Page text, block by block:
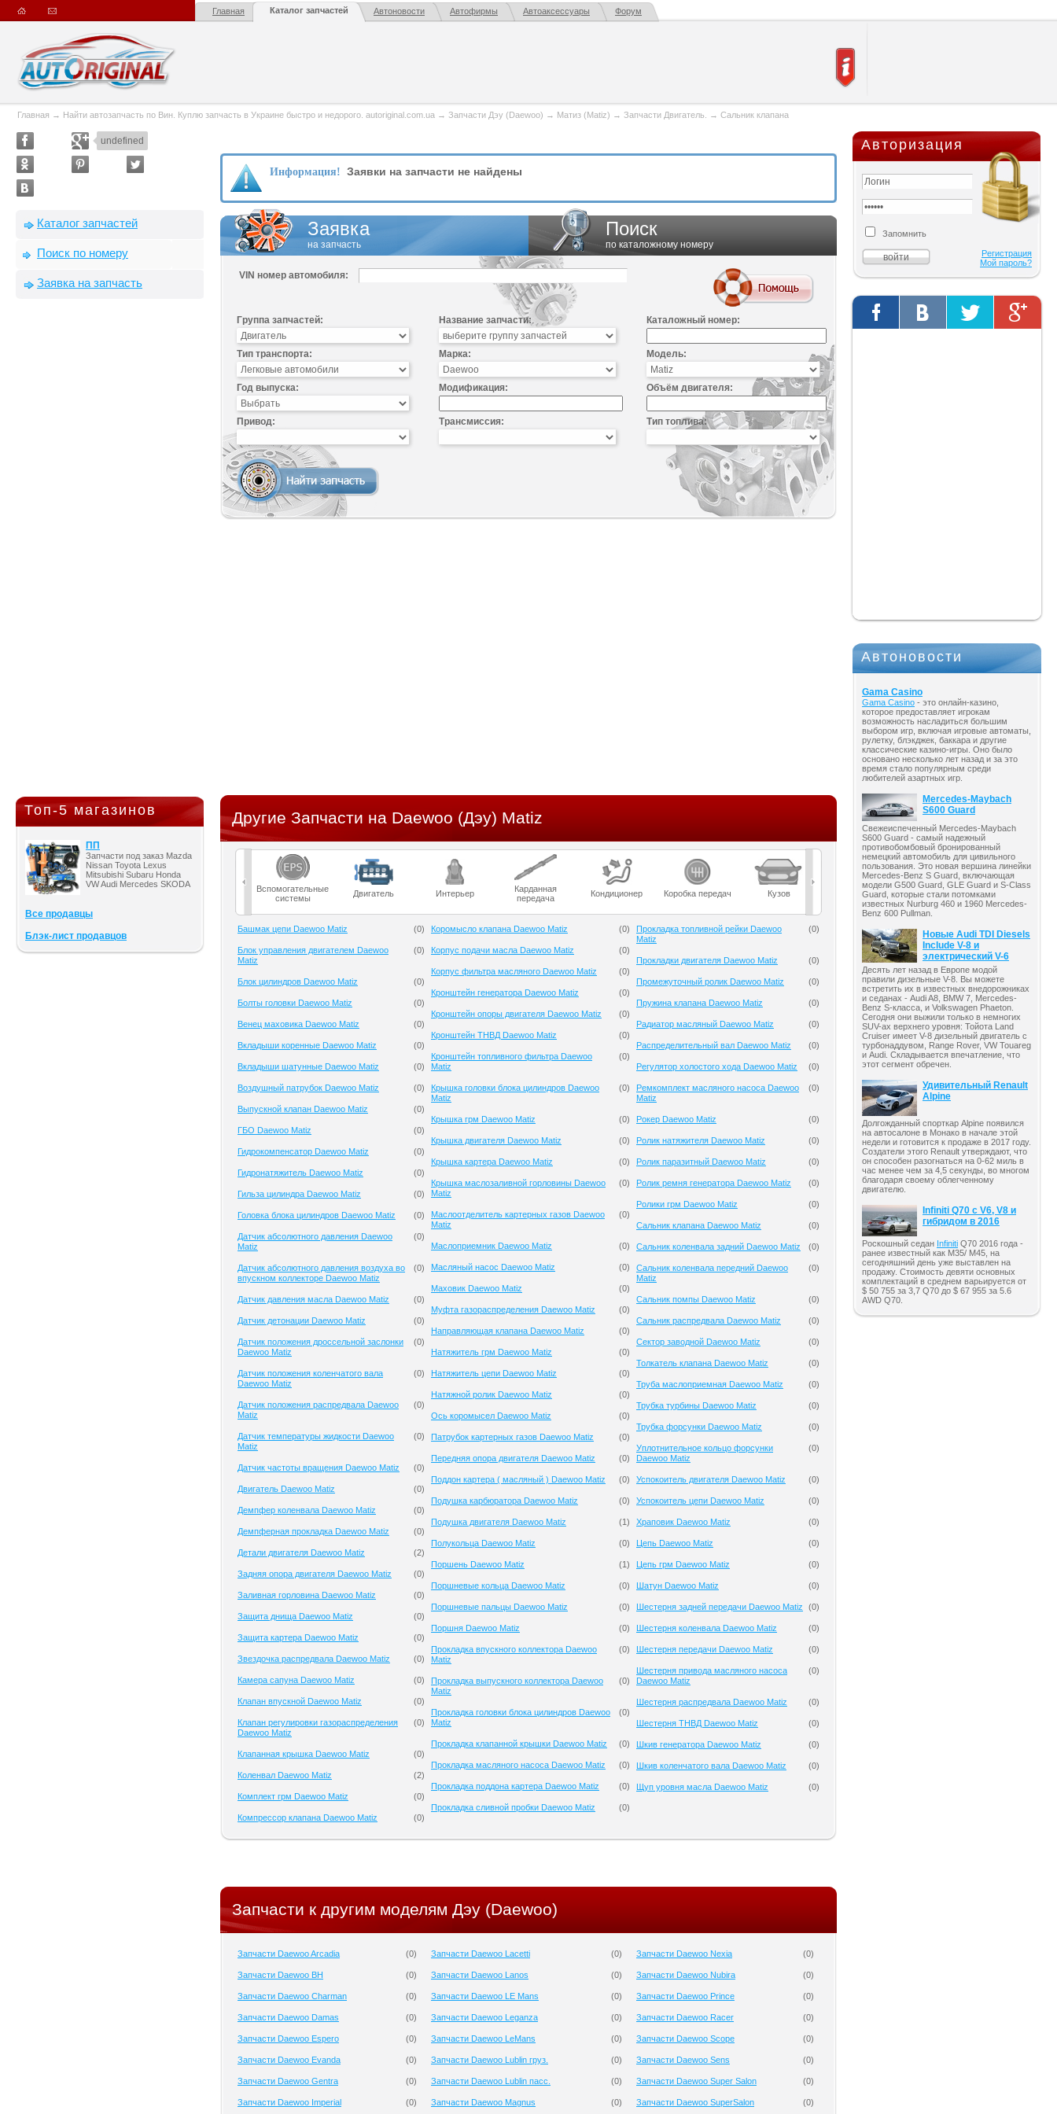
Главная Каталог запчастей Автоновости Автофирмы Автоаксессуары Форум
Главная → Найти автозапчасть по Вин. Куплю запчасть в Украине быстро и недорого. autoriginal.com.ua → Запчасти Дэу (Daewoo) → Матиз (Matiz) → Запчасти Двигатель. → Сальник клапана
undefined
Каталог запчастей
Поиск по номеру
Заявка на запчасть
Топ-5 магазинов
ПП
Запчасти под заказ Mazda
Nissan Toyota Lexus
Mitsubishi Subaru Honda
VW Audi Mercedes SKODA
Все продавцы
Блэк-лист продавцов
Информация! Заявки на запчасти не найдены
Заявка
на запчасть
Поиск
по каталожному номеру
VIN номер автомобиля:
Группа запчастей: Название запчасти: Каталожный номер:
Тип транспорта: Марка: Модель:
Год выпуска: Модификация: Объём двигателя:
Привод: Трансмиссия: Тип топлива:
Другие Запчасти на Daewoo (Дэу) Matiz
Вспомогательные
системы
Двигатель Интерьер
Карданная
передача
Кондиционер Коробка передач Кузов Масла Мост
Башмак цепи Daewoo Matiz (0)
Блок управления двигателем Daewoo
Matiz
(0)
Блок цилиндров Daewoo Matiz (0)
Болты головки Daewoo Matiz (0)
Венец маховика Daewoo Matiz (0)
Вкладыши коренные Daewoo Matiz (0)
Вкладыши шатунные Daewoo Matiz (0)
Воздушный патрубок Daewoo Matiz (0)
Выпускной клапан Daewoo Matiz (0)
ГБО Daewoo Matiz (0)
Гидрокомпенсатор Daewoo Matiz (0)
Гидронатяжитель Daewoo Matiz (0)
Гильза цилиндра Daewoo Matiz (0)
Головка блока цилиндров Daewoo Matiz (0)
Датчик абсолютного давления Daewoo
Matiz
(0)
Датчик абсолютного давления воздуха во
впускном коллекторе Daewoo Matiz
(0)
Датчик давления масла Daewoo Matiz (0)
Датчик детонации Daewoo Matiz (0)
Датчик положения дроссельной заслонки
Daewoo Matiz
(0)
Датчик положения коленчатого вала
Daewoo Matiz
(0)
Датчик положения распредвала Daewoo
Matiz
(0)
Датчик температуры жидкости Daewoo
Matiz
(0)
Датчик частоты вращения Daewoo Matiz (0)
Двигатель Daewoo Matiz (0)
Демпфер коленвала Daewoo Matiz (0)
Демпферная прокладка Daewoo Matiz (0)
Детали двигателя Daewoo Matiz (2)
Задняя опора двигателя Daewoo Matiz (0)
Заливная горловина Daewoo Matiz (0)
Защита днища Daewoo Matiz (0)
Защита картера Daewoo Matiz (0)
Звездочка распредвала Daewoo Matiz (0)
Камера сапуна Daewoo Matiz (0)
Клапан впускной Daewoo Matiz (0)
Клапан регулировки газораспределения
Daewoo Matiz
(0)
Клапанная крышка Daewoo Matiz (0)
Коленвал Daewoo Matiz (2)
Комплект грм Daewoo Matiz (0)
Компрессор клапана Daewoo Matiz (0)
Коромысло клапана Daewoo Matiz (0)
Корпус подачи масла Daewoo Matiz (0)
Корпус фильтра масляного Daewoo Matiz (0)
Кронштейн генератора Daewoo Matiz (0)
Кронштейн опоры двигателя Daewoo Matiz (0)
Кронштейн ТНВД Daewoo Matiz (0)
Кронштейн топливного фильтра Daewoo
Matiz
(0)
Крышка головки блока цилиндров Daewoo
Matiz
(0)
Крышка грм Daewoo Matiz (0)
Крышка двигателя Daewoo Matiz (0)
Крышка картера Daewoo Matiz (0)
Крышка маслозаливной горловины Daewoo
Matiz
(0)
Маслоотделитель картерных газов Daewoo
Matiz
(0)
Маслоприемник Daewoo Matiz (0)
Масляный насос Daewoo Matiz (0)
Маховик Daewoo Matiz (0)
Муфта газораспределения Daewoo Matiz (0)
Направляющая клапана Daewoo Matiz (0)
Натяжитель грм Daewoo Matiz (0)
Натяжитель цепи Daewoo Matiz (0)
Натяжной ролик Daewoo Matiz (0)
Ось коромысел Daewoo Matiz (0)
Патрубок картерных газов Daewoo Matiz (0)
Передняя опора двигателя Daewoo Matiz (0)
Поддон картера ( масляный ) Daewoo Matiz (0)
Подушка карбюратора Daewoo Matiz (0)
Подушка двигателя Daewoo Matiz (1)
Полукольца Daewoo Matiz (0)
Поршень Daewoo Matiz (1)
Поршневые кольца Daewoo Matiz (0)
Поршневые пальцы Daewoo Matiz (0)
Поршня Daewoo Matiz (0)
Прокладка впускного коллектора Daewoo
Matiz
(0)
Прокладка выпускного коллектора Daewoo
Matiz
(0)
Прокладка головки блока цилиндров Daewoo
Matiz
(0)
Прокладка клапанной крышки Daewoo Matiz (0)
Прокладка масляного насоса Daewoo Matiz (0)
Прокладка поддона картера Daewoo Matiz (0)
Прокладка сливной пробки Daewoo Matiz (0)
Прокладка топливной рейки Daewoo
Matiz
(0)
Прокладки двигателя Daewoo Matiz (0)
Промежуточный ролик Daewoo Matiz (0)
Пружина клапана Daewoo Matiz (0)
Радиатор масляный Daewoo Matiz (0)
Распределительный вал Daewoo Matiz (0)
Регулятор холостого хода Daewoo Matiz (0)
Ремкомплект масляного насоса Daewoo
Matiz
(0)
Рокер Daewoo Matiz (0)
Ролик натяжителя Daewoo Matiz (0)
Ролик паразитный Daewoo Matiz (0)
Ролик ремня генератора Daewoo Matiz (0)
Ролики грм Daewoo Matiz (0)
Сальник клапана Daewoo Matiz (0)
Сальник коленвала задний Daewoo Matiz (0)
Сальник коленвала передний Daewoo
Matiz
(0)
Сальник помпы Daewoo Matiz (0)
Сальник распредвала Daewoo Matiz (0)
Сектор заводной Daewoo Matiz (0)
Толкатель клапана Daewoo Matiz (0)
Труба маслоприемная Daewoo Matiz (0)
Трубка турбины Daewoo Matiz (0)
Трубка форсунки Daewoo Matiz (0)
Уплотнительное кольцо форсунки
Daewoo Matiz
(0)
Успокоитель двигателя Daewoo Matiz (0)
Успокоитель цепи Daewoo Matiz (0)
Храповик Daewoo Matiz (0)
Цепь Daewoo Matiz (0)
Цепь грм Daewoo Matiz (0)
Шатун Daewoo Matiz (0)
Шестерня задней передачи Daewoo Matiz (0)
Шестерня коленвала Daewoo Matiz (0)
Шестерня передачи Daewoo Matiz (0)
Шестерня привода масляного насоса
Daewoo Matiz
(0)
Шестерня распредвала Daewoo Matiz (0)
Шестерня ТНВД Daewoo Matiz (0)
Шкив генератора Daewoo Matiz (0)
Шкив коленчатого вала Daewoo Matiz (0)
Щуп уровня масла Daewoo Matiz (0)
Запчасти к другим моделям Дэу (Daewoo)
Запчасти Daewoo Arcadia (0)
Запчасти Daewoo BH (0)
Запчасти Daewoo Charman (0)
Запчасти Daewoo Damas (0)
Запчасти Daewoo Espero (0)
Запчасти Daewoo Evanda (0)
Запчасти Daewoo Gentra (0)
Запчасти Daewoo Imperial (0)
Запчасти Daewoo Lacetti (0)
Запчасти Daewoo Lanos (0)
Запчасти Daewoo LE Mans (0)
Запчасти Daewoo Leganza (0)
Запчасти Daewoo LeMans (0)
Запчасти Daewoo Lublin груз. (0)
Запчасти Daewoo Lublin пасс. (0)
Запчасти Daewoo Magnus (0)
Запчасти Daewoo Nexia (0)
Запчасти Daewoo Nubira (0)
Запчасти Daewoo Prince (0)
Запчасти Daewoo Racer (0)
Запчасти Daewoo Scope (0)
Запчасти Daewoo Sens (0)
Запчасти Daewoo Super Salon (0)
Запчасти Daewoo SuperSalon (0)
Авторизация
Запомнить
Регистрация
Мой пароль?
Автоновости
Gama Casino
Gama Casino - это онлайн-казино,
которое предоставляет игрокам
возможность насладиться большим
выбором игр, включая игровые автоматы,
рулетку, блэкджек, баккара и другие
классические казино-игры. Оно было
основано несколько лет назад и за это
время стало популярным среди
любителей азартных игр.
Mercedes-Maybach
S600 Guard
Свежеиспеченный Mercedes-Maybach
S600 Guard - самый надежный
противобомбовый бронированный
немецкий автомобиль для цивильного
пользования. Это новая вершина линейки
Mercedes-Benz S Guard, включающая
модели G500 Guard, GLE Guard и S-Class
Guard, которые стали потомками
известных Nurburg 460 и 1960 Mercedes-
Benz 600 Pullman.
Новые Audi TDI Diesels
Include V-8 и
электрический V-6
Десять лет назад в Европе модой
правили дизельные V-8. Вы можете
встретить их в известных внедорожниках
и седанах - Audi A8, BMW 7, Mercedes-
Benz S-класса, и Volkswagen Phaeton.
Сегодня они выжили только в немногих
SUV-ах верхнего уровня: Тойота Land
Cruiser имеет V-8 дизельный двигатель с
турбонаддувом, Range Rover, VW Touareg
и Audi. Складывается впечатление, что
этот сегмент обречен.
Удивительный Renault
Alpine
Долгожданный спорткар Alpine появился
на автосалоне в Монако в начале этой
недели и готовится к продаже в 2017 году.
Создатели этого Renault утверждают, что
он способен разогнаться на 0-62 миль в
час менее чем за 4,5 секунды, во многом
благодаря своему облегченному
двигателю.
Infiniti Q70 с V6, V8 и
гибридом в 2016
Роскошный седан Infiniti Q70 2016 года -
ранее известный как M35/ M45, на
сегодняшний день уже выставлен на
продажу. Стоимость девяти основных
комплектаций в среднем варьируется от
$ 50 755 за 3,7 Q70 до $ 67 955 за 5.6
AWD Q70.